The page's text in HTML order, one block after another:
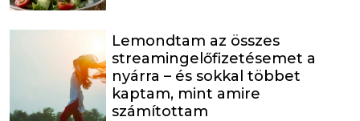
Lemondtam az összes
streamingelőfizetésemet a
nyárra – és sokkal többet
kaptam, mint amire
számítottam